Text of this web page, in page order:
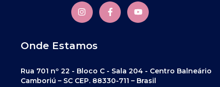
Onde Estamos
Rua 701 nº 22 - Bloco C - Sala 204 - Centro Balneário
Camboriú – SC CEP. 88330-711 – Brasil